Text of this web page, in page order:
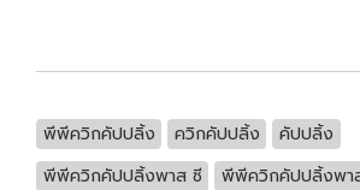
พีพีควิกคัปปลิ้ง ควิกคัปปลิ้ง
คัปปลิ้ง
พีพีควิกคัปปลิ้งพาส ซี
พีพีควิกคัปปลิ้งพา